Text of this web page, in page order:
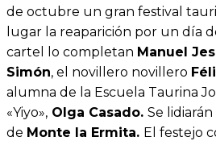
de octubre un gran festival
lugar la reaparición por un día
cartel lo completan Manuel
Simón, el novillero novillero
alumna de la Escuela Taurina
«Yiyo», Olga Casado. Se
de Monte la Ermita. El festejo